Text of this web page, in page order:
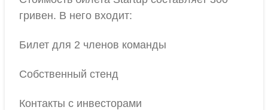
гривен. В него входит:
Билет для 2 членов команды
Собственный стенд
Контакты с инвесторами